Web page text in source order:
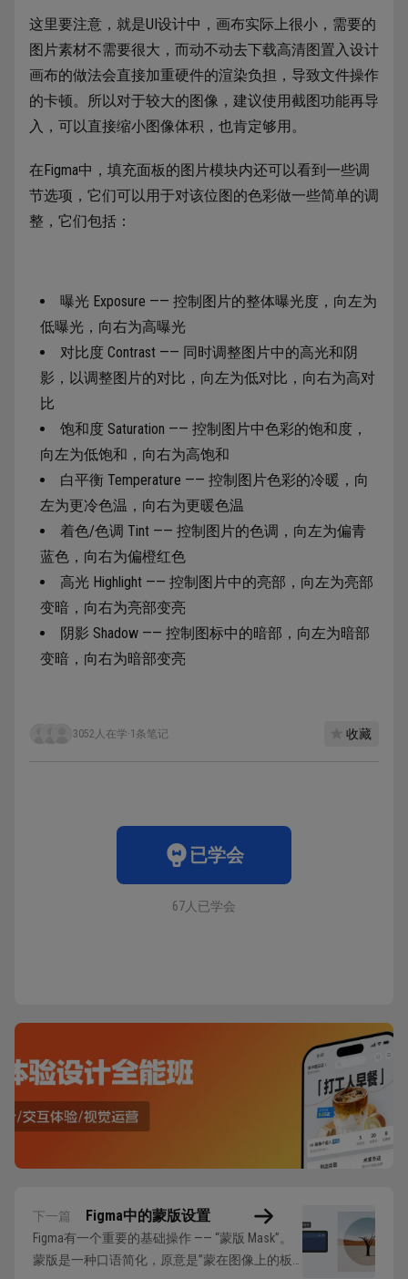
这里要注意，就是UI设计中，画布实际上很小，需要的
图片素材不需要很大，而动不动去下载高清图置入设计
画布的做法会直接加重硬件的渲染负担，导致文件操作
的卡顿。所以对于较大的图像，建议使用截图功能再导
入，可以直接缩小图像体积，也肯定够用。
在Figma中，填充面板的图片模块内还可以看到一些调
节选项，它们可以用于对该位图的色彩做一些简单的调
整，它们包括：
曝光 Exposure —— 控制图片的整体曝光度，向左为
低曝光，向右为高曝光
对比度 Contrast —— 同时调整图片中的高光和阴
影，以调整图片的对比，向左为低对比，向右为高对
比
饱和度 Saturation —— 控制图片中色彩的饱和度，
向左为低饱和，向右为高饱和
白平衡 Temperature —— 控制图片色彩的冷暖，向
左为更冷色温，向右为更暖色温
着色/色调 Tint —— 控制图片的色调，向左为偏青
蓝色，向右为偏橙红色
高光 Highlight —— 控制图片中的亮部，向左为亮部
变暗，向右为亮部变亮
阴影 Shadow —— 控制图标中的暗部，向左为暗部
变暗，向右为暗部变亮
3052人在学·1条笔记 收藏
已学会
67人已学会
下一篇 Figma中的蒙版设置
Figma有一个重要的基础操作 —— “蒙版 Mask”。
蒙版是一种口语简化，原意是”蒙在图像上的板